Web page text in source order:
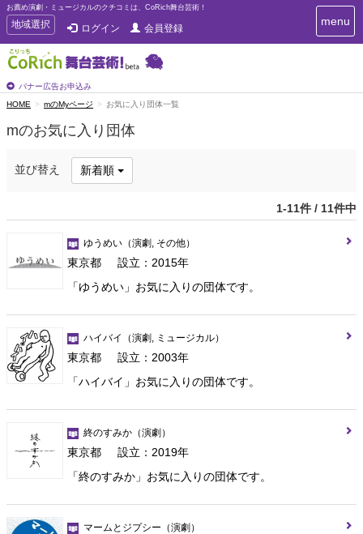
お薦め演劇・ミュージカルのクチコミは、CoRich舞台芸術！
T
o
g
g
e
n
v
a
地域選択 ログイン 会員登録
バナー広告お申込み
T
o
t
menu
HOME mのMyページ お気に入り団体一覧
mのお気に入り団体
並び替え 新着順
1-11件 / 11件中
ゆうめい （演劇, その他）
東京都
設立：2015年
「ゆうめい」お気に入りの団体です。
ハイバイ （演劇, ミュージカル）
東京都
設立：2003年
「ハイバイ」お気に入りの団体です。
終のすみか （演劇）
東京都
設立：2019年
「終のすみか」お気に入りの団体です。
マームとジプシー （演劇）